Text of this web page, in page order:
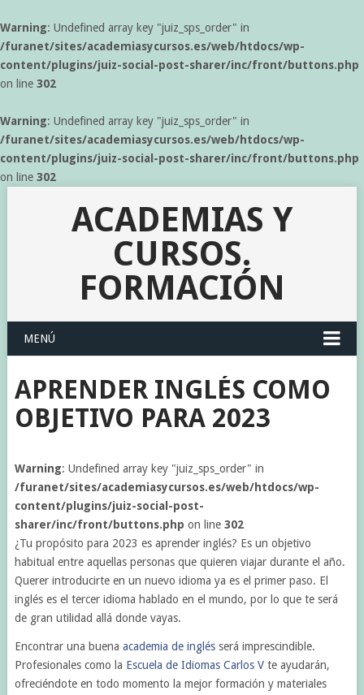
Warning: Undefined array key "juiz_sps_order" in
/furanet/sites/academiasycursos.es/web/htdocs/wp-
content/plugins/juiz-social-post-sharer/inc/front/buttons.php
on line 302
Warning: Undefined array key "juiz_sps_order" in
/furanet/sites/academiasycursos.es/web/htdocs/wp-
content/plugins/juiz-social-post-sharer/inc/front/buttons.php
on line 302
ACADEMIAS Y
CURSOS.
FORMACIÓN
MENÚ
APRENDER INGLÉS COMO
OBJETIVO PARA 2023
Warning: Undefined array key "juiz_sps_order" in
/furanet/sites/academiasycursos.es/web/htdocs/wp-
content/plugins/juiz-social-post-
sharer/inc/front/buttons.php on line 302
¿Tu propósito para 2023 es aprender inglés? Es un objetivo
habitual entre aquellas personas que quieren viajar durante el año.
Querer introducirte en un nuevo idioma ya es el primer paso. El
inglés es el tercer idioma hablado en el mundo, por lo que te será
de gran utilidad allá donde vayas.
Encontrar una buena academia de inglésserá imprescindible.
Profesionales como la Escuela de Idiomas Carlos Vte ayudarán,
ofreciéndote en todo momento la mejor formación y materiales